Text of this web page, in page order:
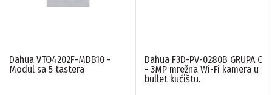
Dahua VTO4202F-MDB10 -
Modul sa 5 tastera
Dahua F3D-PV-0280B GRUPA C
- 3MP mrežna Wi-Fi kamera u
bullet kućištu.